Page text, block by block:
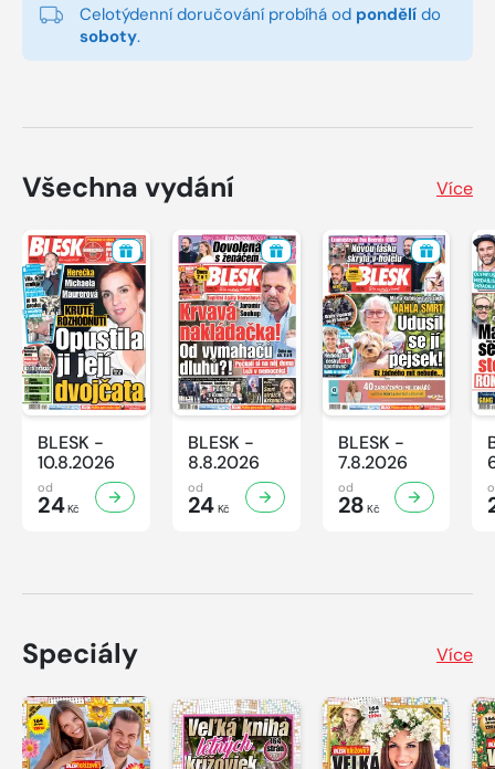
Celotýdenní doručování probíhá od pondělí do
soboty.
Všechna vydání Více
BLESK -
10.8.2026
od
24Kč
BLESK -
8.8.2026
od
24Kč
BLESK -
7.8.2026
od
28 Kč
Speciály Více